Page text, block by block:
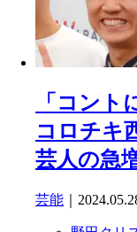
「コント
コロチキ
芸人の急
芸能 ｜